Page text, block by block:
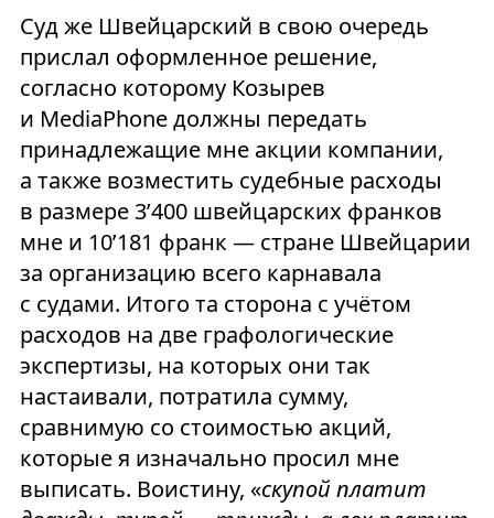
Суд же Швейцарский в свою очередь
прислал оформленное решение,
согласно которому Козырев
и MediaPhone должны передать
принадлежащие мне акции компании,
а также возместить судебные расходы
в размере 3’400 швейцарских франков
мне и 10’181 франк — стране Швейцарии
за организацию всего карнавала
с судами. Итого та сторона с учётом
расходов на две графологические
экспертизы, на которых они так
настаивали, потратила сумму,
сравнимую со стоимостью акций,
которые я изначально просил мне
выписать. Воистину, «скупой платит